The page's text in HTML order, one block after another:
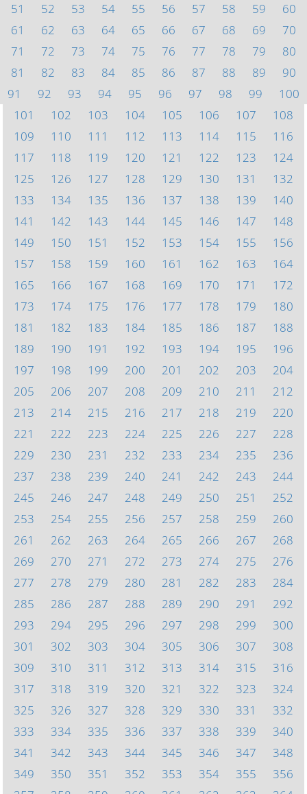
51
52 53 54 55 56 57 58 59
60
61
62 63 64 65 66 67 68 69
70
71
72 73 74 75 76 77 78 79
80
81
82 83 84 85 86 87 88 89
90
91
92 93 94 95 96 97 98 99
100
101
102 103 104 105 106 107
108
109
110 111 112 113 114 115
116
117
118 119 120 121 122 123
124
125
126 127 128 129 130 131
132
133
134 135 136 137 138 139
140
141
142 143 144 145 146 147
148
149
150 151 152 153 154 155
156
157
158 159 160 161 162 163
164
165
166 167 168 169 170 171
172
173
174 175 176 177 178 179
180
181
182 183 184 185 186 187
188
189
190 191 192 193 194 195
196
197
198 199 200 201 202 203
204
205
206 207 208 209 210 211
212
213
214 215 216 217 218 219
220
221
222 223 224 225 226 227
228
229
230 231 232 233 234 235
236
237
238 239 240 241 242 243
244
245
246 247 248 249 250 251
252
253
254 255 256 257 258 259
260
261
262 263 264 265 266 267
268
269
270 271 272 273 274 275
276
277
278 279 280 281 282 283
284
285
286 287 288 289 290 291
292
293
294 295 296 297 298 299
300
301
302 303 304 305 306 307
308
309
310 311 312 313 314 315
316
317
318 319 320 321 322 323
324
325
326 327 328 329 330 331
332
333
334 335 336 337 338 339
340
341
342 343 344 345 346 347
348
349
350 351 352 353 354 355
356